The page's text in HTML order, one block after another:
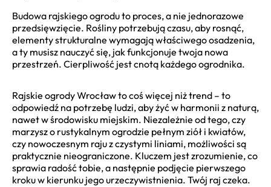
Budowa rajskiego ogrodu to proces, a nie jednorazowe
przedsięwzięcie. Rośliny potrzebują czasu, aby rosnąć,
elementy strukturalne wymagają właściwego osadzenia,
a ty musisz nauczyć się, jak funkcjonuje twoja nowa
przestrzeń. Cierpliwość jest cnotą każdego ogrodnika.
Rajskie ogrody Wrocław to coś więcej niż trend – to
odpowiedź na potrzebę ludzi, aby żyć w harmonii z naturą,
nawet w środowisku miejskim. Niezależnie od tego, czy
marzysz o rustykalnym ogrodzie pełnym ziół i kwiatów,
czy nowoczesnym raju z czystymi liniami, możliwości są
praktycznie nieograniczone. Kluczem jest zrozumienie, co
sprawia radość tobie, a następnie podjęcie pierwszego
kroku w kierunku jego urzeczywistnienia. Twój raj czeka.